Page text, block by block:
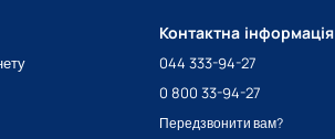
Контактна інформація
044 333-94-27
0 800 33-94-27
Передзвонити вам?